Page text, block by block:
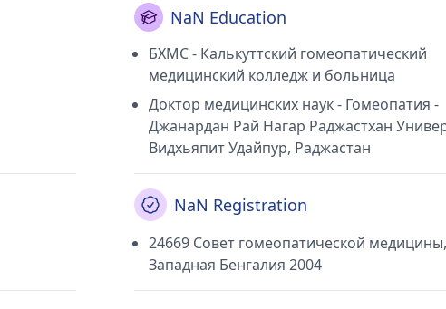
уважаемым членом Индийской гомеопатической
NaN Education
БХМС - Калькуттский гомеопатический
медицинский колледж и больница
Доктор медицинских наук - Гомеопатия -
Джанардан Рай Нагар Раджастхан
Видхьяпит Удайпур, Раджастан
NaN Registration
24669 Совет гомеопатической медицины,
Западная Бенгалия 2004